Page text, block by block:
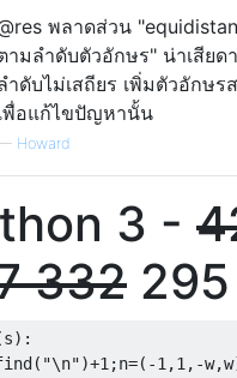
พลาดส่วน
ามลำดับตัวอักษร" น่าเสียด
ำดับไม่เสถียร เพิ่มตัวอักษร
พื่อแก้ไขปัญหานั้น
Howard
3 -
332
1,1,-